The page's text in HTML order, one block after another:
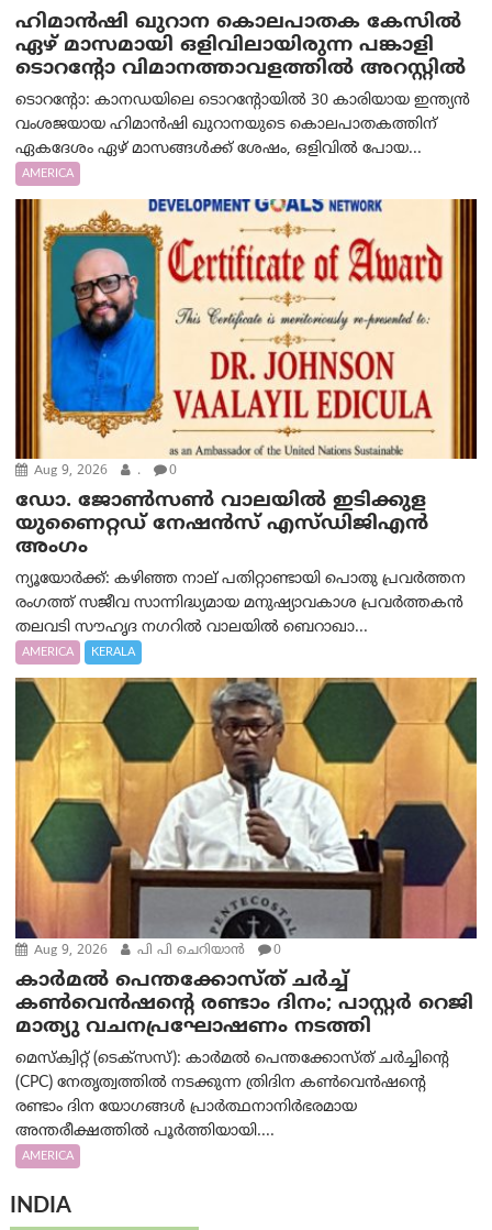
ഹിമാൻഷി ഖുറാന കൊലപാതക കേസിൽ
ഏഴ് മാസമായി ഒളിവിലായിരുന്ന പങ്കാളി
ടൊറന്റോ വിമാനത്താവളത്തിൽ അറസ്റ്റിൽ
ടൊറന്റോ: കാനഡയിലെ ടൊറന്റോയിൽ 30 കാരിയായ ഇന്ത്യൻ
വംശജയായ ഹിമാൻഷി ഖുറാനയുടെ കൊലപാതകത്തിന്
ഏകദേശം ഏഴ് മാസങ്ങൾക്ക് ശേഷം, ഒളിവിൽ പോയ...
AMERICA
Aug 9, 2026 . 0
ഡോ. ജോൺസൺ വാലയിൽ ഇടിക്കുള
യുണൈറ്റഡ് നേഷൻസ് എസ്ഡിജിഎൻ
അംഗം
ന്യൂയോര്‍ക്ക്: കഴിഞ്ഞ നാല് പതിറ്റാണ്ടായി പൊതു പ്രവർത്തന
രംഗത്ത് സജീവ സാന്നിദ്ധ്യമായ മനുഷ്യാവകാശ പ്രവർത്തകൻ
തലവടി സൗഹൃദ നഗറിൽ വാലയിൽ ബെറാഖാ...
AMERICA KERALA
Aug 9, 2026 പി പി ചെറിയാൻ 0
കാർമൽ പെന്തക്കോസ്ത് ചർച്ച്
കൺവെൻഷന്റെ രണ്ടാം ദിനം; പാസ്റ്റർ റെജി
മാത്യു വചനപ്രഘോഷണം നടത്തി
മെസ്‌ക്വിറ്റ് (ടെക്സസ്): കാർമൽ പെന്തക്കോസ്ത് ചർച്ചിന്റെ
(CPC) നേതൃത്വത്തിൽ നടക്കുന്ന ത്രിദിന കൺവെൻഷന്റെ
രണ്ടാം ദിന യോഗങ്ങൾ പ്രാർത്ഥനാനിർഭരമായ
അന്തരീക്ഷത്തിൽ പൂർത്തിയായി....
AMERICA
INDIA